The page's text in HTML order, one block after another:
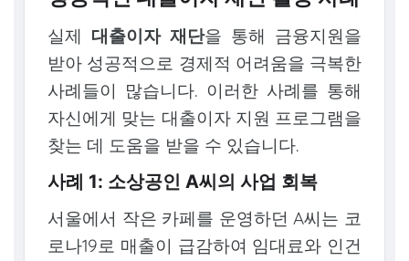
실제 대출이자 재단을 통해 금융지원을
받아 성공적으로 경제적 어려움을 극복한
사례들이 많습니다. 이러한 사례를 통해
자신에게 맞는 대출이자 지원 프로그램을
찾는 데 도움을 받을 수 있습니다.
사례 1: 소상공인 A씨의 사업 회복
서울에서 작은 카페를 운영하던 A씨는 코
로나19로 매출이 급감하여 임대료와 인건